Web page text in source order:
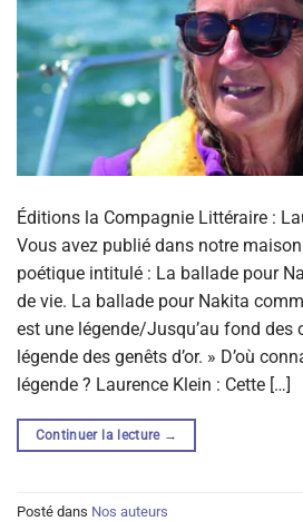
Éditions la Compagnie Littéraire :
Vous avez publié dans notre
poétique intitulé : La ballade pour
de vie. La ballade pour Nakita
est une légende/Jusqu’au fond des
légende des genêts d’or. » D’où
légende ? Laurence Klein : Cette […]
Continuer la lecture →
Posté dans Nos auteurs